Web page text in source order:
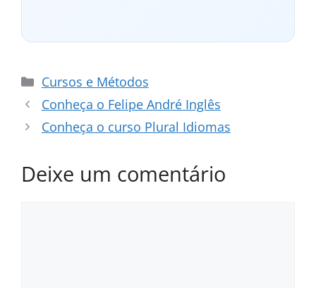
Categorias
Cursos e Métodos
Conheça o Felipe André Inglês
Conheça o curso Plural Idiomas
Deixe um comentário